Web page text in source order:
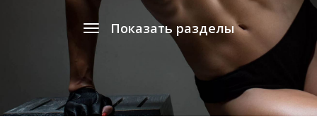
Показать разделы